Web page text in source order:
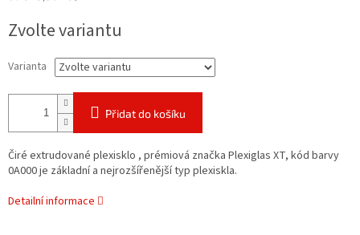
Zvolte variantu
Varianta
Přidat do košíku
Čiré extrudované plexisklo , prémiová značka Plexiglas XT, kód barvy
0A000 je základní a nejrozšířenější typ plexiskla.
Detailní informace